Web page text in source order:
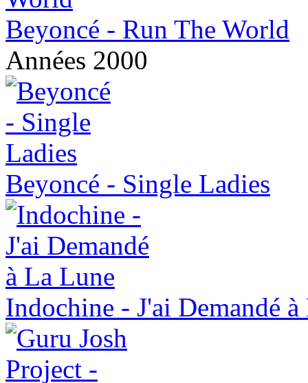
Beyoncé - Run The World
Années 2000
Beyoncé - Single Ladies
Indochine - J'ai Demandé